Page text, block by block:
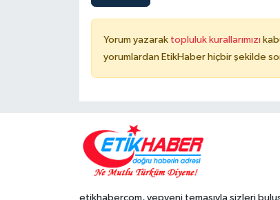
Yorum yazarak topluluk kurallarımızı
yorumlardan EtikHaber hiçbir şekilde
etikhabercom, yepyeni temasıyla sizleri